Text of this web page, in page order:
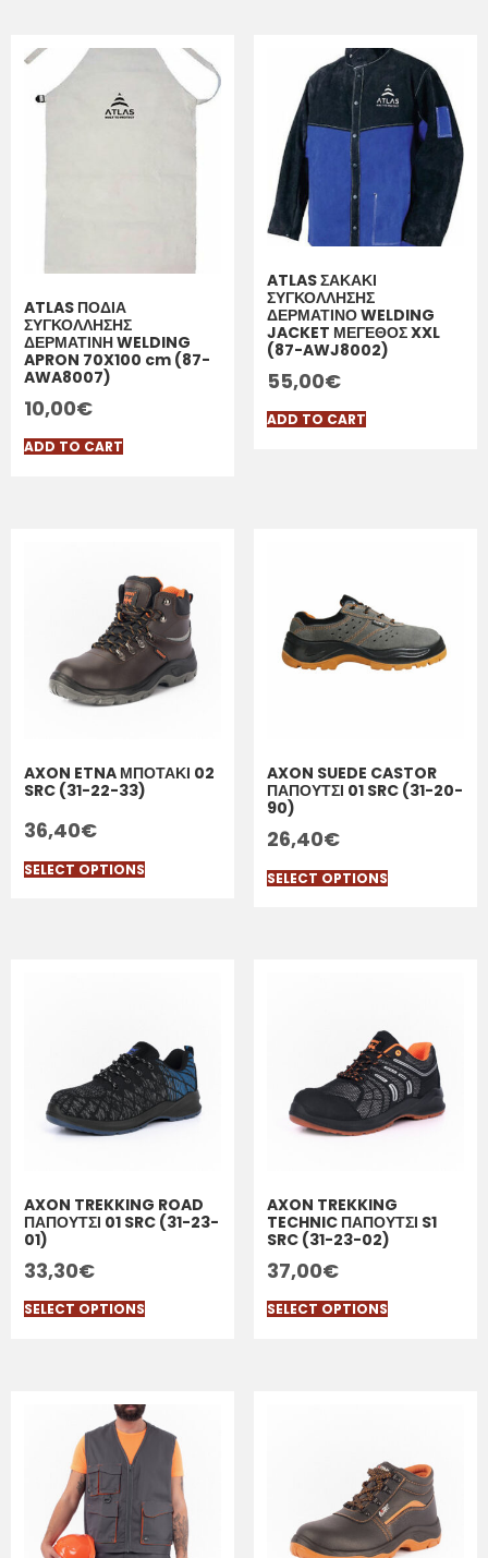
ATLAS ΠΟΔΙΑ
ΣΥΓΚΟΛΛΗΣΗΣ
ΔΕΡΜΑΤΙΝΗ WELDING
APRON 70X100 cm (87-
AWA8007)
10,00€
ADD TO CART
ATLAS ΣΑΚΑΚΙ
ΣΥΓΚΟΛΛΗΣΗΣ
ΔΕΡΜΑΤΙΝΟ WELDING
JACKET ΜΕΓΕΘΟΣ XXL
(87-AWJ8002)
55,00€
ADD TO CART
AXON ETNA ΜΠΟΤΑΚΙ 02
SRC (31-22-33)
36,40€
SELECT OPTIONS
AXON SUEDE CASTOR
ΠΑΠΟΥΤΣΙ 01 SRC (31-20-
90)
26,40€
SELECT OPTIONS
AXON TREKKING ROAD
ΠΑΠΟΥΤΣΙ 01 SRC (31-23-
01)
33,30€
SELECT OPTIONS
AXON TREKKING
TECHNIC ΠΑΠΟΥΤΣΙ S1
SRC (31-23-02)
37,00€
SELECT OPTIONS